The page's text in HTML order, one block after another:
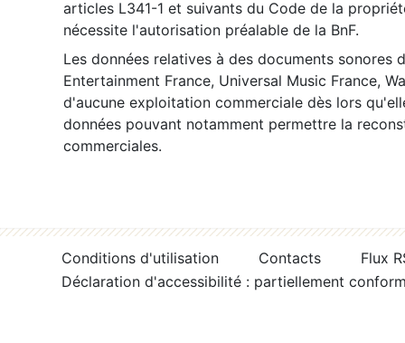
articles L341-1 et suivants du Code de la
nécessite l'autorisation préalable de la BnF.
Les données relatives à des documents sonores
Entertainment France, Universal Music France,
d'aucune exploitation commerciale dès lors
données pouvant notamment permettre la
commerciales.
Conditions d'utilisation Contacts
Flux
Déclaration d'accessibilité : partiellement